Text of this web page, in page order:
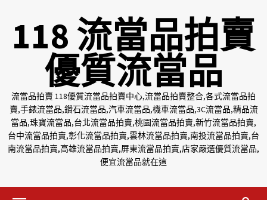
118 流當品拍賣
優質流當品
流當品拍賣 118優質流當品拍賣中心,流當品拍賣整合,各式流當品拍
賣,手錶流當品,鑽石流當品,汽車流當品,機車流當品,3C流當品,精品流
當品,珠寶流當品,台北流當品拍賣,桃園流當品拍賣,新竹流當品拍賣,
台中流當品拍賣,彰化流當品拍賣,雲林流當品拍賣,南投流當品拍賣,台
南流當品拍賣,高雄流當品拍賣,屏東流當品拍賣,店家嚴選優質流當品,
便宜流當品就在這